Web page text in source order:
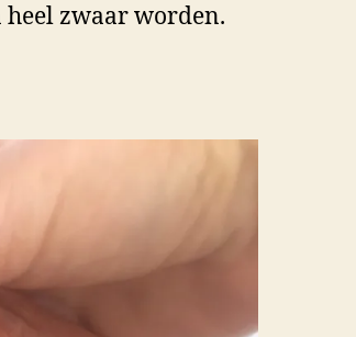
zwaar worden.